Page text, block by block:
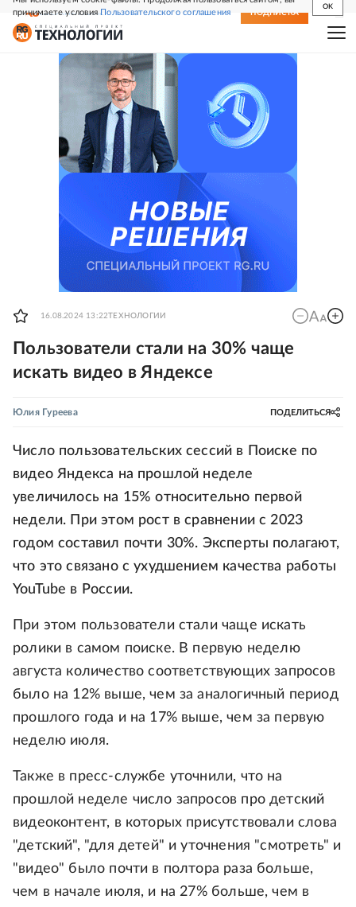
принимаете условияПользовательского соглашения
OK
СВЕЖИЙ НОМЕР ПОДПИСКА
16.08.2024 13:22ТЕХНОЛОГИИ
Пользователи стали на 30% чаще
искать видео в Яндексе
Юлия Гуреева ПОДЕЛИТЬСЯ
Число пользовательских сессий в Поиске по
видео Яндекса на прошлой неделе
увеличилось на 15% относительно первой
недели. При этом рост в сравнении с 2023
годом составил почти 30%. Эксперты полагают,
что это связано с ухудшением качества работы
YouTube в России.
При этом пользователи стали чаще искать
ролики в самом поиске. В первую неделю
августа количество соответствующих запросов
было на 12% выше, чем за аналогичный период
прошлого года и на 17% выше, чем за первую
неделю июля.
Также в пресс-службе уточнили, что на
прошлой неделе число запросов про детский
видеоконтент, в которых присутствовали слова
"детский", "для детей" и уточнения "смотреть" и
"видео" было почти в полтора раза больше,
чем в начале июля, и на 27% больше, чем в